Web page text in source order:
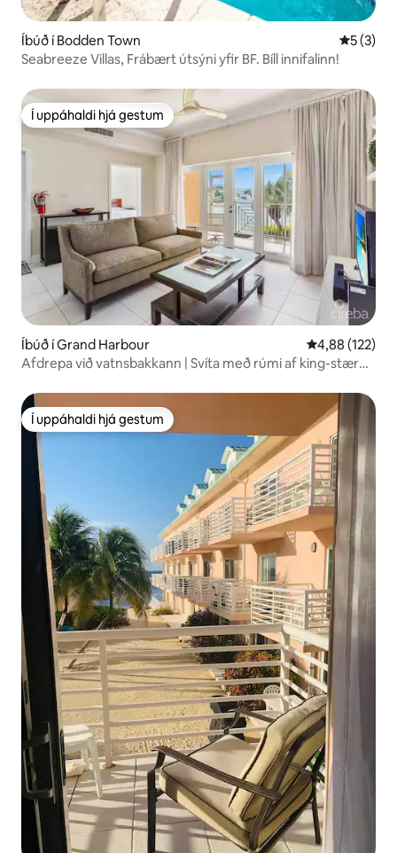
Íbúð í Bodden Town 5 af 5 í
5 (3)
Seabreeze Villas, Frábært útsýni yfir BF. Bíll innifalinn!
Í uppáhaldi hjá gestum
Í uppáhaldi hjá gestum
Íbúð í Grand Harbour 4,88 af 5 í
4,88 (122)
Afdrepa við vatnsbakkann | Svíta með rúmi af king-stærð
Í uppáhaldi hjá gestum
Í uppáhaldi hjá gestum